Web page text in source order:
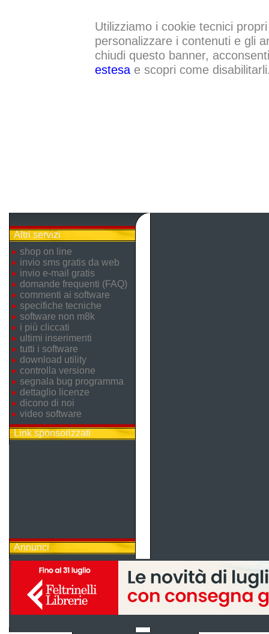
Utilizziamo i cookie tecnici
personalizzare i contenuti e gli
chiudi questo banner,
estesae scopri come
Altri servizi
shop on line
invio sms gratis da web
invio e-mail gratis
domande frequenti (FAQ)
commenti ai software
specifiche tecniche
software non m8k
i più cliccati
ultimi inserimenti
tutti i software
download utility
controlla versione
segnala bug programma
dettaglio licenze
dicono di noi
video software
Link sponsorizzati
Annunci